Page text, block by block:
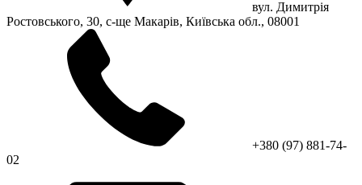
вул. Димитрія
Ростовського, 30, с-ще Макарів, Київська обл., 08001
+380 (97) 881-74-
02